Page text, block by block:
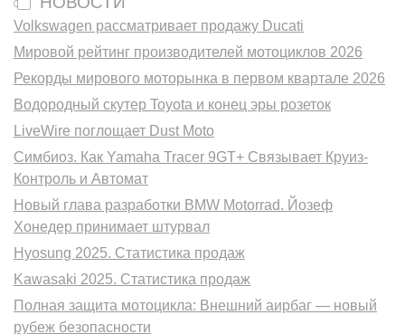
Volkswagen рассматривает продажу Ducati
Мировой рейтинг производителей мотоциклов 2026
Рекорды мирового моторынка в первом квартале 2026
Водородный скутер Toyota и конец эры розеток
LiveWire поглощает Dust Moto
Симбиоз. Как Yamaha Tracer 9GT+ Связывает Круиз-
Контроль и Автомат
Новый глава разработки BMW Motorrad. Йозеф
Хонедер принимает штурвал
Hyosung 2025. Статистика продаж
Kawasaki 2025. Статистика продаж
Полная защита мотоцикла: Внешний аирбаг — новый
рубеж безопасности